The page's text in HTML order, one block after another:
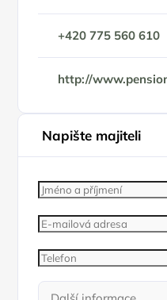
+420 775 560 610
http://
Napište majiteli